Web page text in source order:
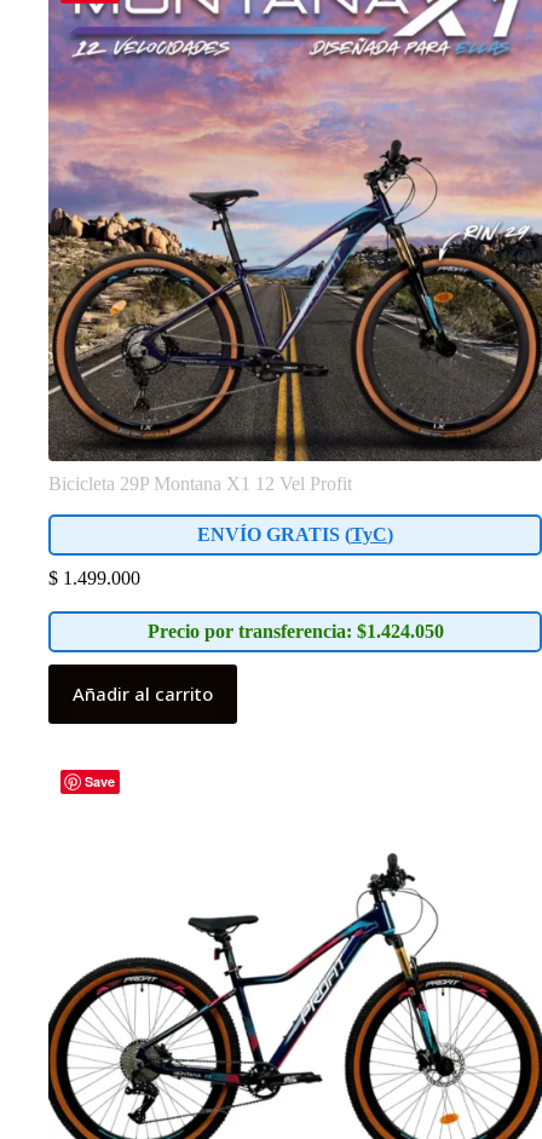
Bicicleta 29P Montana X1 12 Vel Profit
ENVÍO GRATIS (TyC)
$ 1.499.000
Precio por transferencia: $1.424.050
Añadir al carrito
Save